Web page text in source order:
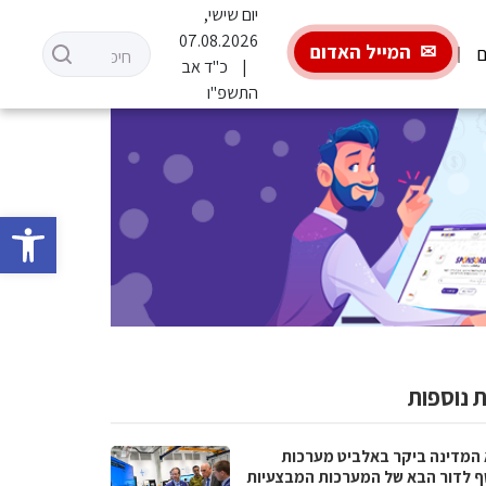
פתח
המייל האדום
יום שישי,
07.08.2026
כ"ד אב
התשפ"ו
נוספות
המדינה ביקר באלביט מערכות
לדור הבא של המערכות המבצעיות